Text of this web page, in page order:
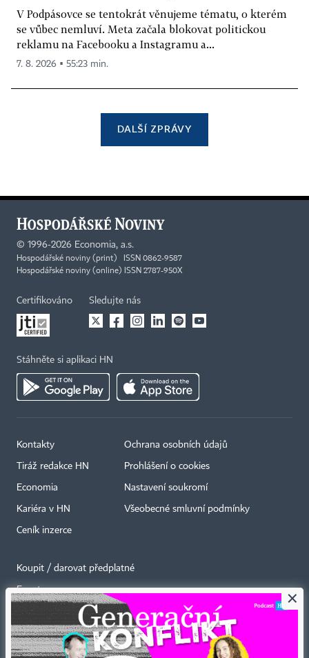
V Podpásovce se tentokrát věnujeme tématu, o kterém
se vůbec nemluví. Meta začala blokovat politickou
reklamu na Facebooku a Instagramu a...
7. 8. 2026 ▪ 55:23 min.
DALŠÍ ZPRÁVY
© 1996-2026 Economia, a.s.
Hospodářské noviny (print) ISSN 0862-9587
Hospodářské noviny (online) ISSN 2787-950X
Certifikováno Sledujte nás
Stáhněte si aplikaci HN
Kontakty
Tiráž redakce HN
Economia
Kariéra v HN
Ceník inzerce
Ochrana osobních údajů
Prohlášení o cookies
Nastavení soukromí
Všeobecné smluvní podmínky
Koupit / darovat předplatné
Eventy
Newslettery
RSS kanály
×